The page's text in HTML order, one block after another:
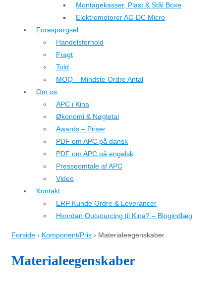
Montagekasser, Plast & Stål Boxe
Elektromotorer AC-DC Micro
Forespørgsel
Handelsforhold
Fragt
Told
MOQ – Mindste Ordre Antal
Om os
APC i Kina
Økonomi & Nøgletal
Awards – Priser
PDF om APC på dansk
PDF om APC på engelsk
Presseomtale af APC
Video
Kontakt
ERP Kunde Ordre & Leverancer
Hvordan Outsourcing til Kina? – Blogindlæg
Forside › Komponent/Pris › Materialeegenskaber
Materialeegenskaber